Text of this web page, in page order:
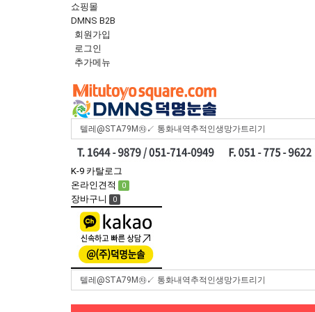
쇼핑몰
DMNS B2B
회원가입
로그인
추가메뉴
navigation
K-9 카탈로그
온라인견적
0
장바구니 0